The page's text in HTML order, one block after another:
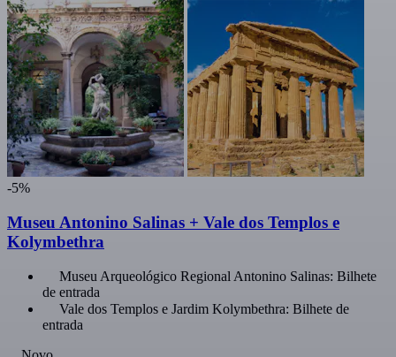
-5%
Museu Antonino Salinas + Vale dos Templos e
Kolymbethra
Museu Arqueológico Regional Antonino Salinas: Bilhete
de entrada
Vale dos Templos e Jardim Kolymbethra: Bilhete de
entrada